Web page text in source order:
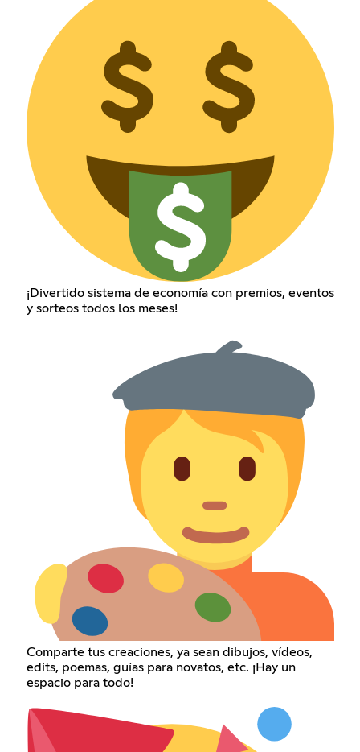
¡Divertido sistema de economía con premios, eventos
y sorteos todos los meses!
Comparte tus creaciones, ya sean dibujos, vídeos,
edits, poemas, guías para novatos, etc. ¡Hay un
espacio para todo!